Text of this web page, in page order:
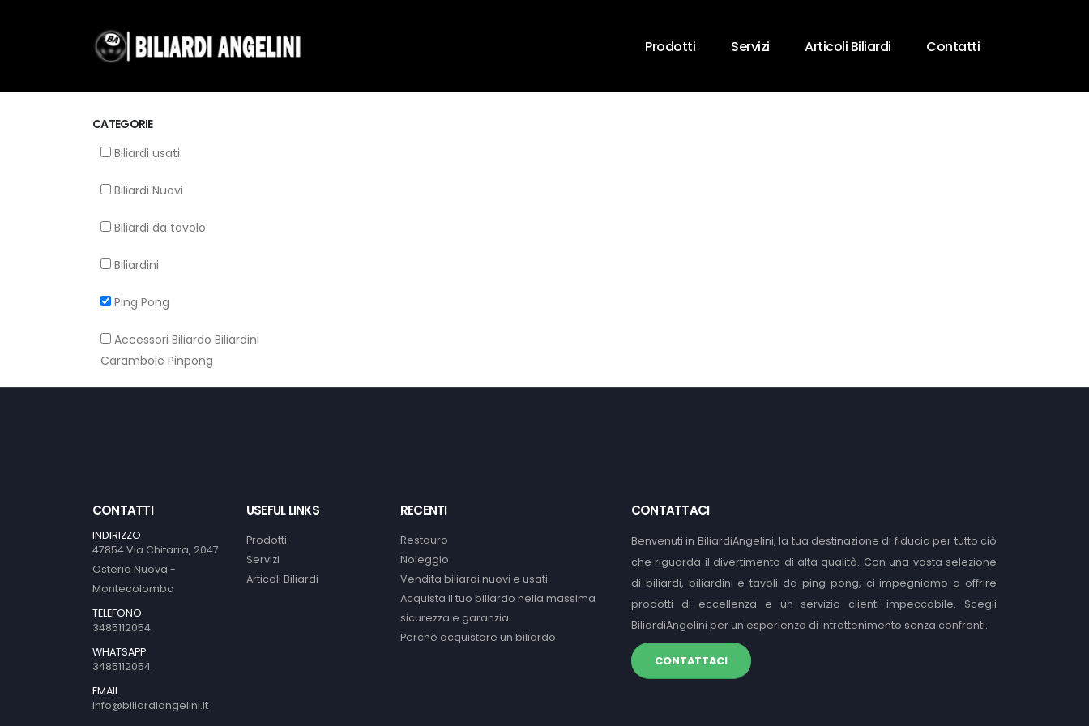
Prodotti Servizi Articoli Biliardi Contatti
CATEGORIE
Biliardi usati
Biliardi Nuovi
Biliardi da tavolo
Biliardini
Ping Pong
Accessori Biliardo Biliardini
Carambole Pinpong
CONTATTI
INDIRIZZO
47854 Via Chitarra, 2047
Osteria Nuova -
Montecolombo
TELEFONO
3485112054
WHATSAPP
3485112054
EMAIL
info@biliardiangelini.it
USEFUL LINKS
Prodotti
Servizi
Articoli Biliardi
RECENTI
Restauro
Noleggio
Vendita biliardi nuovi e usati
Acquista il tuo biliardo nella massima
sicurezza e garanzia
Perchè acquistare un biliardo
CONTATTACI
Benvenuti in BiliardiAngelini, la tua destinazione di fiducia per tutto ciò
che riguarda il divertimento di alta qualità. Con una vasta selezione
di biliardi, biliardini e tavoli da ping pong, ci impegniamo a offrire
prodotti di eccellenza e un servizio clienti impeccabile. Scegli
BiliardiAngelini per un'esperienza di intrattenimento senza confronti.
CONTATTACI